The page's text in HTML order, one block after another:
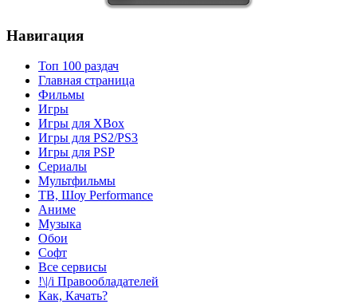
Навигация
Топ 100 раздач
Главная страница
Фильмы
Игры
Игры для XBox
Игры для PS2/PS3
Игры для PSP
Сериалы
Мультфильмы
ТВ, Шоу Performance
Аниме
Музыка
Обои
Софт
Все сервисы
!\|/i Правообладателей
Как, Качать?